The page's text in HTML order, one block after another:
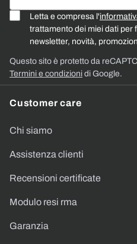
Customer care
Chi siamo
Assistenza clienti
Recensioni certificate
Modulo resi rma
Garanzia
Letta e compresa l'
trattamento dei miei dati per
newsletter, novità,
Questo sito è protetto da
Termini e condizioni di Google.